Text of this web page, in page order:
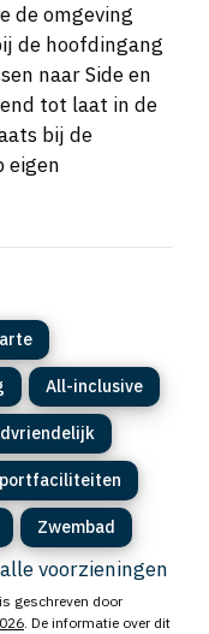
de omgeving
de hoofdingang
naar Side en
tot laat in de
bij de
eigen
All-inclusive
Zwembad
voorzieningen
is geschreven door
. De informatie over dit